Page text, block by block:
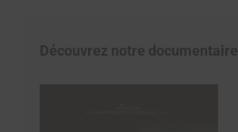
Découvrez notre documentaire